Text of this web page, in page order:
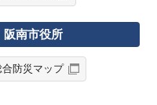
阪南市役所
合防災マップ